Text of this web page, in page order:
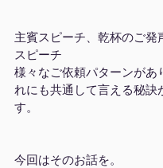
主賓スピーチ、乾杯のご発
スピーチ
様々なご依頼パターンがあ
れにも共通して言える秘訣
す。
今回はそのお話を。